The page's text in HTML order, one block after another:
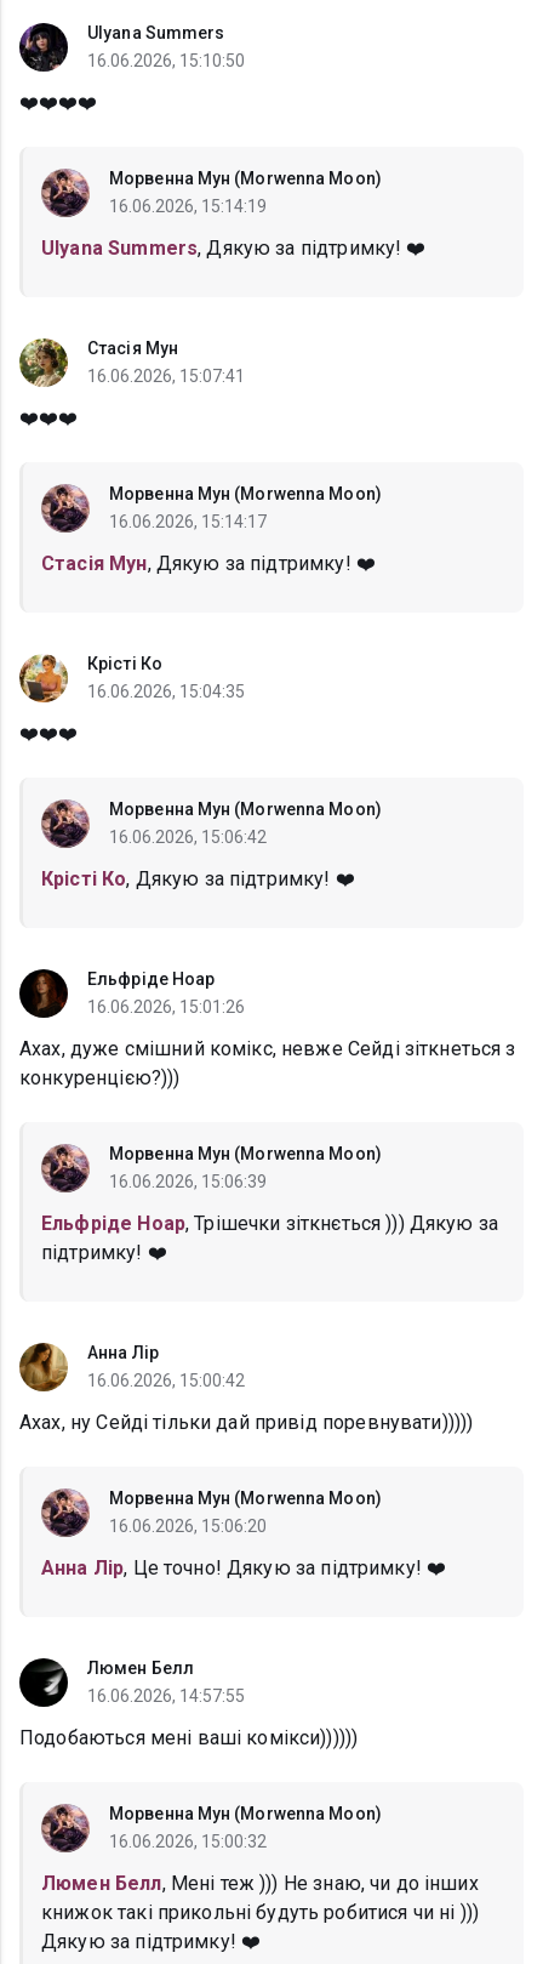
Ulyana Summers
16.06.2026, 15:10:50
❤️❤️❤️❤️
Морвенна Мун (Morwenna Moon)
16.06.2026, 15:14:19
Ulyana Summers, Дякую за підтримку! ❤️
Стасія Мун
16.06.2026, 15:07:41
❤️❤️❤️
Морвенна Мун (Morwenna Moon)
16.06.2026, 15:14:17
Стасія Мун, Дякую за підтримку! ❤️
Крісті Ко
16.06.2026, 15:04:35
❤️❤️❤️
Морвенна Мун (Morwenna Moon)
16.06.2026, 15:06:42
Крісті Ко, Дякую за підтримку! ❤️
Ельфріде Ноар
16.06.2026, 15:01:26
Ахах, дуже смішний комікс, невже Сейді зіткнеться з
конкуренцією?)))
Морвенна Мун (Morwenna Moon)
16.06.2026, 15:06:39
Ельфріде Ноар, Трішечки зіткнється ))) Дякую за
підтримку! ❤️
Анна Лір
16.06.2026, 15:00:42
Ахах, ну Сейді тільки дай привід поревнувати)))))
Морвенна Мун (Morwenna Moon)
16.06.2026, 15:06:20
Анна Лір, Це точно! Дякую за підтримку! ❤️
Люмен Белл
16.06.2026, 14:57:55
Подобаються мені ваші комікси))))))
Морвенна Мун (Morwenna Moon)
16.06.2026, 15:00:32
Люмен Белл, Мені теж ))) Не знаю, чи до інших
книжок такі прикольні будуть робитися чи ні )))
Дякую за підтримку! ❤️